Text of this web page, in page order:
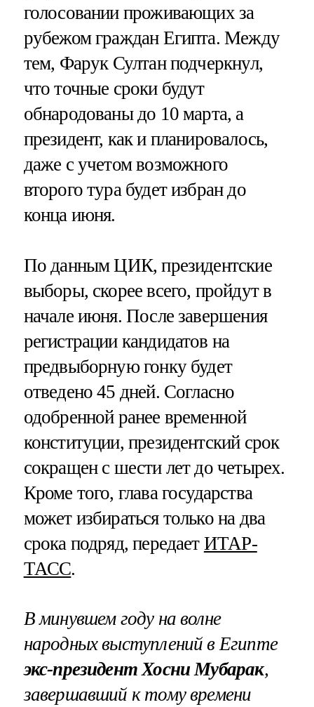
голосовании проживающих за
рубежом граждан Египта. Между
тем, Фарук Султан подчеркнул,
что точные сроки будут
обнародованы до 10 марта, а
президент, как и планировалось,
даже с учетом возможного
второго тура будет избран до
конца июня.
По данным ЦИК, президентские
выборы, скорее всего, пройдут в
начале июня. После завершения
регистрации кандидатов на
предвыборную гонку будет
отведено 45 дней. Согласно
одобренной ранее временной
конституции, президентский срок
сокращен с шести лет до четырех.
Кроме того, глава государства
может избираться только на два
срока подряд, передает ИТАР-
ТАСС.
В минувшем году на волне
народных выступлений в Египте
экс-президент Хосни Мубарак,
завершавший к тому времени